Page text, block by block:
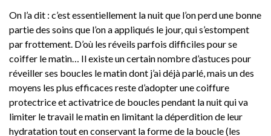
On l’a dit : c’est essentiellement la nuit que l’on perd une bonne
partie des soins que l’on a appliqués le jour, qui s’estompent
par frottement. D’où les réveils parfois difficiles pour se
coiffer le matin… Il existe un certain nombre d’astuces pour
réveiller ses boucles le matin dont j’ai déjà parlé, mais un des
moyens les plus efficaces reste d’adopter une coiffure
protectrice et activatrice de boucles pendant la nuit qui va
limiter le travail le matin en limitant la déperdition de leur
hydratation tout en conservant la forme de la boucle (les